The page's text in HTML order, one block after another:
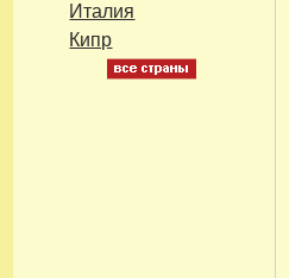
Италия
Кипр